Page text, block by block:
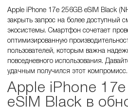
Apple iPhone 17e 256GB eSIM Black
закрыть запрос на более доступный
экосистемы. Смартфон сочетает
оптимизированную
пользователей, которым важна
повседневного использования.
удачным получился этот компромисс.
Apple iPhone
eSIM Black в